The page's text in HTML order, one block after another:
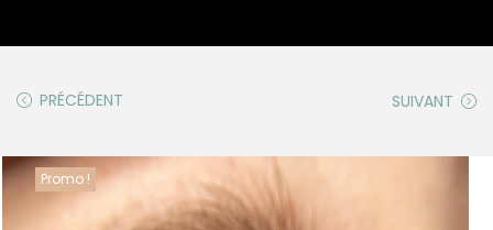
PRÉCÉDENT SUIVANT
Promo !